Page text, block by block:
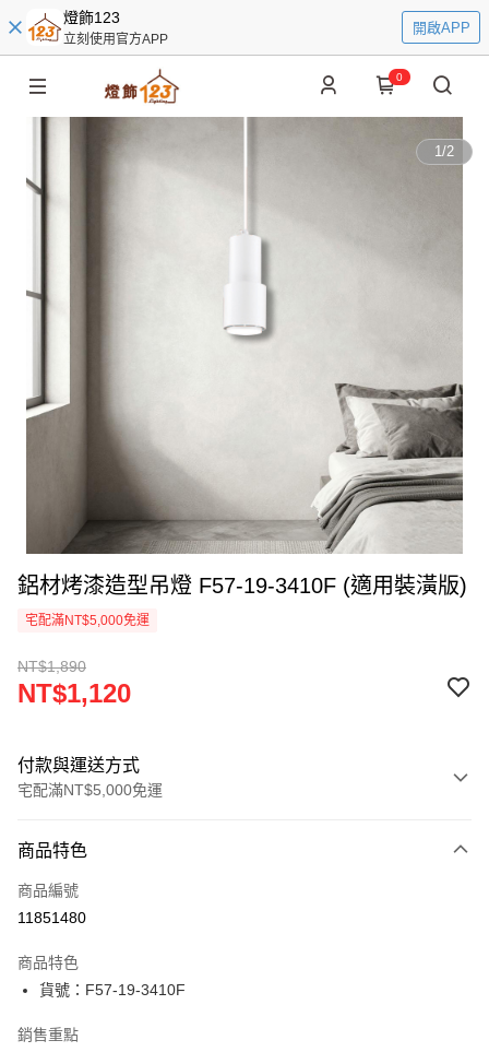
燈飾123
立刻使用官方APP
開啟APP
0
1/2
鋁材烤漆造型吊燈 F57-19-3410F (適用裝潢版)
宅配滿NT$5,000免運
NT$1,890
NT$1,120
付款與運送方式
宅配滿NT$5,000免運
信用卡一次付款
LINE Pay
街口支付
悠遊付
商品特色
商品編號
11851480
商品特色
貨號：F57-19-3410F
銷售重點